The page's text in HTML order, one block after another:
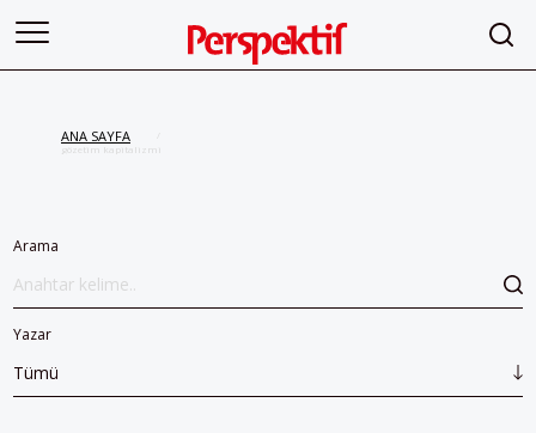
ANA SAYFA
gözetim kapitalizmi
Arama
Yazar
Tümü